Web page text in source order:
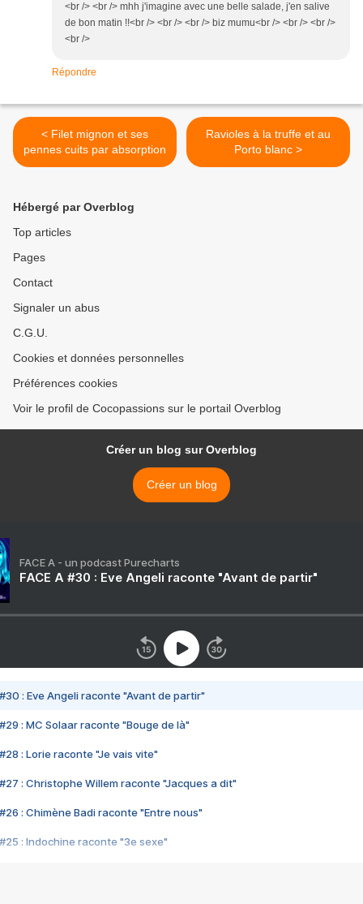
<br /> <br /> mhh j'imagine avec une belle salade, j'en salive
de bon matin !!<br /> <br /> <br /> biz mumu<br /> <br /> <br />
<br />
Répondre
< Filet mignon et ses
pennes cuits par absorption
Ravioles à la truffe et au
Porto blanc >
Hébergé par Overblog
Top articles
Pages
Contact
Signaler un abus
C.G.U.
Cookies et données personnelles
Préférences cookies
Voir le profil de Cocopassions sur le portail Overblog
Créer un blog sur Overblog
Créer un blog
FACE A - un podcast Purecharts
FACE A #30 : Eve Angeli raconte "Avant de partir"
#30 : Eve Angeli raconte "Avant de partir"
#29 : MC Solaar raconte "Bouge de là"
#28 : Lorie raconte "Je vais vite"
#27 : Christophe Willem raconte "Jacques a dit"
#26 : Chimène Badi raconte "Entre nous"
#25 : Indochine raconte "3e sexe"